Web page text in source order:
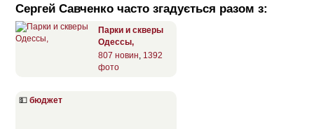
Сергей Савченко часто згадується разом з:
Парки и скверы
Одессы,
807 новин, 1392
фото
💵 бюджет